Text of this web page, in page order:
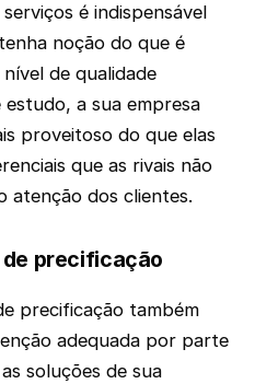
é indispensável
noção do que é
de qualidade
a sua empresa
proveitoso do que elas
que as rivais não
atenção dos clientes.
precificação
precificação também
adequada por parte
soluções de sua